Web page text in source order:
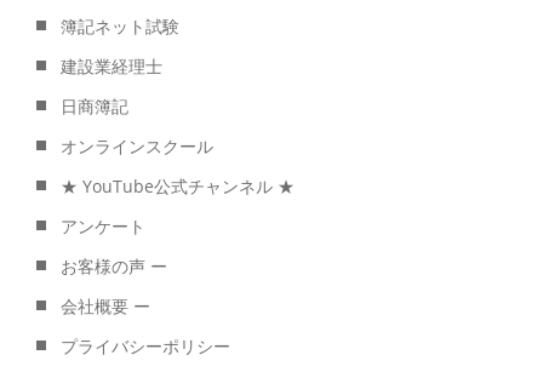
簿記ネット試験
建設業経理士
日商簿記
オンラインスクール
★ YouTube公式チャンネル ★
アンケート
お客様の声 ー
会社概要 ー
プライバシーポリシー